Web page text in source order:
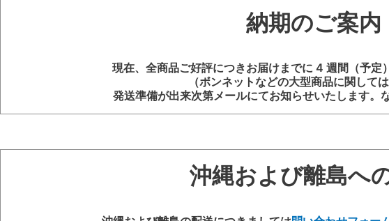
ン
Ｒ
タ
イ
プ
納期のご案内
現在、全商品ご好評につきお届けまでに 4 週間（予定
（ボンネットなどの大型商品に関して
発送準備が出来次第メールにてお知らせいたします。
沖縄および離島へ